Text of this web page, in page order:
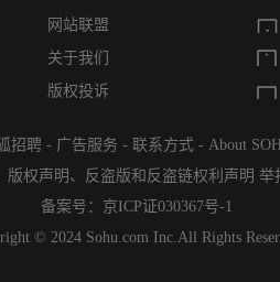
网站联盟
关于我们
版权投诉
招聘 - 广告服务 - 联系方式 - About
版权声明 、 反盗版和反盗链权利声明 举
备案号： 京ICP证030367号-1
© 2024 Sohu.com Inc.All Rights